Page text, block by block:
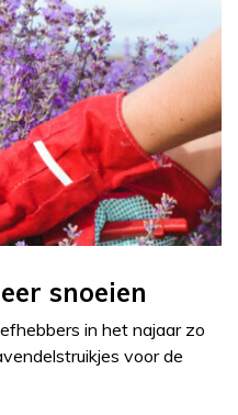
snoeien
in het najaar zo
voor de